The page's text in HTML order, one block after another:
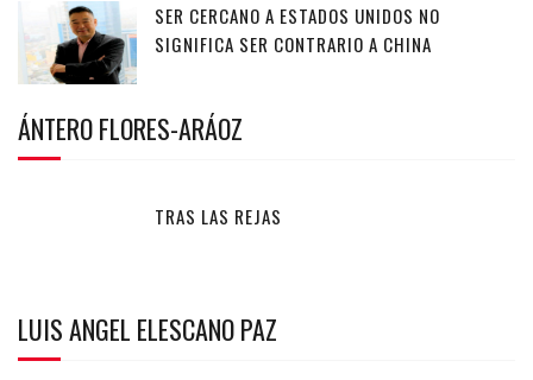
SER CERCANO A ESTADOS UNIDOS NO
SIGNIFICA SER CONTRARIO A CHINA
ÁNTERO FLORES-ARÁOZ
TRAS LAS REJAS
LUIS ANGEL ELESCANO PAZ